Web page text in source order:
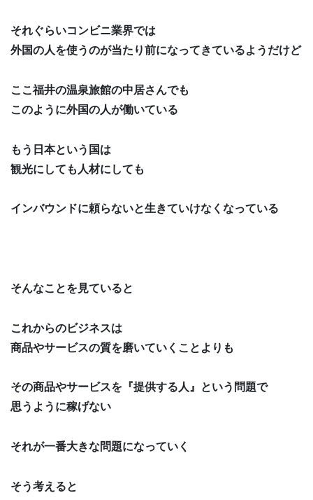
それぐらいコンビニ業界では
外国の人を使うのが当たり前になってきているようだけど
ここ福井の温泉旅館の中居さんでも
このように外国の人が働いている
もう日本という国は
観光にしても人材にしても
インバウンドに頼らないと生きていけなくなっている
そんなことを見ていると
これからのビジネスは
商品やサービスの質を磨いていくことよりも
その商品やサービスを『提供する人』という問題で
思うように稼げない
それが一番大きな問題になっていく
そう考えると